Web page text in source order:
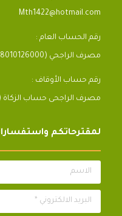
Mth1422@hotmail.com
رقم الحساب العام :
مصرف الراجحي (1429608010126000)
رقم حساب الأوقاف :
مصرف الراجحى حساب الزكاة
لمقترحاتكم
الاسم
البريد الالكتروني *